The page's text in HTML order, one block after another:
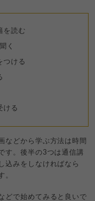
を読む
く
つける
ける
などから学ぶ方法は時間
す。後半の3つは通信講
込みをしなければなら
。
どで始めてみると良いで